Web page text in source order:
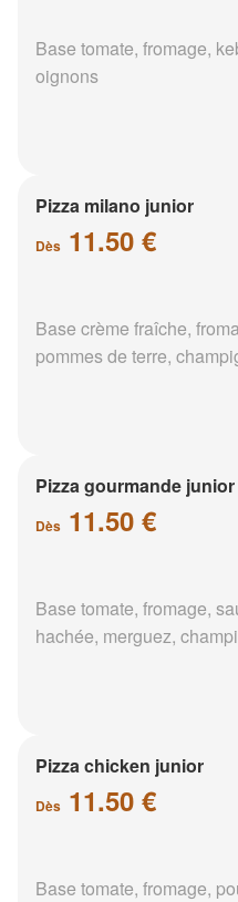
Base tomate, fromage,
oignons
Pizza milano junior
Dès 11.50 €
Base crème fraîche,
pommes de terre,
Pizza gourmande junior
Dès 11.50 €
Base tomate, fromage,
hachée, merguez,
Pizza chicken junior
Dès 11.50 €
Base tomate, fromage,